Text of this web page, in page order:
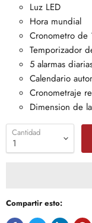
Luz LED
Hora mundial
Cronometro
Temporizador
5 alarmas
Calendario
Cronometraje
Dimension de
Cantidad
Compartir esto: